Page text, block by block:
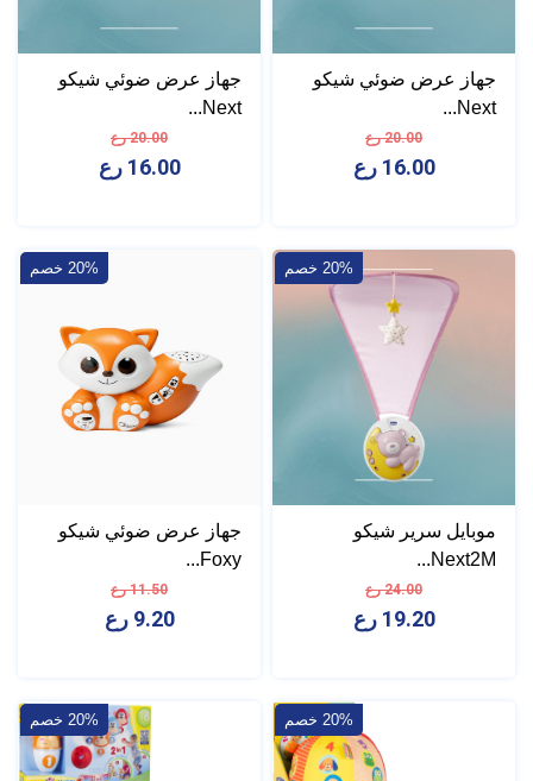
جهاز عرض ضوئي شيكو
Next...
20.00 رع
16.00 رع
جهاز عرض ضوئي شيكو
Next...
20.00 رع
16.00 رع
20% خصم
موبايل سرير شيكو
Next2M...
24.00 رع
19.20 رع
20% خصم
جهاز عرض ضوئي شيكو
Foxy...
11.50 رع
9.20 رع
20% خصم 20% خصم